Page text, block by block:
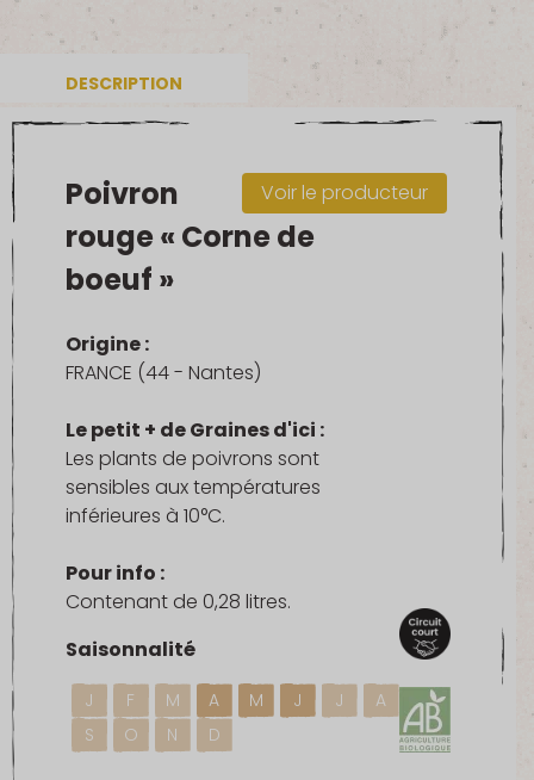
DESCRIPTION
Voir le producteur
Poivron
rouge « Corne de
boeuf »
Origine :
FRANCE (44 - Nantes)
Le petit + de Graines d'ici :
Les plants de poivrons sont
sensibles aux températures
inférieures à 10°C.
Pour info :
Contenant de 0,28 litres.
Saisonnalité
J F M A M J J
A
S
O N D